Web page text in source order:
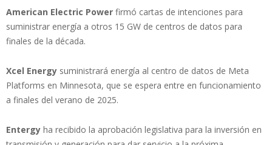
American Electric Power firmó cartas de intenciones para
suministrar energía a otros 15 GW de centros de datos para
finales de la década.
Xcel Energy suministrará energía al centro de datos de Meta
Platforms en Minnesota, que se espera entre en funcionamiento
a finales del verano de 2025.
Entergy ha recibido la aprobación legislativa para la inversión en